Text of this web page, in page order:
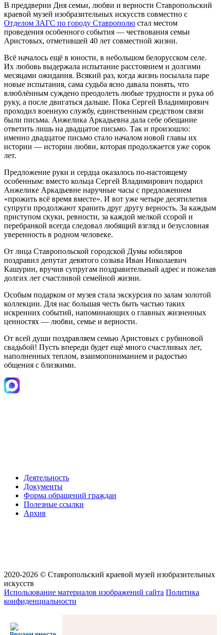
В преддверии Дня семьи, любви и верности Ставропольский
краевой музей изобразительных искусств совместно с
Отделом ЗАГС по городу Ставрополю стал местом
проведения особенного события — чествования семьи
Аристовых, отметившей 40 лет совместной жизни.
Всё началось ещё в юности, в небольшом белорусском селе.
Их любовь выдержала испытание расстоянием и долгими
месяцами ожидания. Всякий раз, когда жизнь посылала паре
новые испытания, сама судьба ясно давала понять, что
влюблённым суждено преодолеть любые трудности и рука об
руку, а после двигаться дальше. Пока Сергей Владимирович
проходил военную службу, единственным средством связи
были письма. Анжелика Аркадьевна дала себе обещание
ответить лишь на двадцатое письмо. Так и произошло:
именно двадцатое письмо стало началом новой главы их
истории — истории любви, которая продолжается уже сорок
лет.
Предложение руки и сердца оказалось по-настоящему
особенным: вместо кольца Сергей Владимирович подарил
Анжелике Аркадьевне наручные часы с предложением
«прожить всё время вместе». И вот уже четыре десятилетия
супруги продолжают хранить друг другу верность. За каждым
приступом скуки, ревности, за каждой мелкой ссорой и
перебранкой всегда следовал любящий взгляд и безусловная
уверенность в родном человеке.
От лица Ставропольской городской Думы юбиляров
поздравил депутат девятого созыва Иван Николаевич
Кашурин, вручив супругам поздравительный адрес и пожелав
долгих лет счастливой семейной жизни.
Особым подарком от музея стала экскурсия по залам золотой
коллекции. Для нас большая честь быть частью таких
искренних событий, напоминающих о главных жизненных
ценностях — любви, семье и верности.
От всей души поздравляем семью Аристовых с рубиновой
свадьбой! Пусть впереди будет ещё много счастливых лет,
наполненных теплом, взаимопониманием и радостью
общения с близкими.
Деятельность
Документы
Форма обращений граждан
Полезные ссылки
Архив
2020-2026 © Ставропольский краевой музей изобразительных
искусств
Использование материалов изображений сайта Политика
конфиденциальности